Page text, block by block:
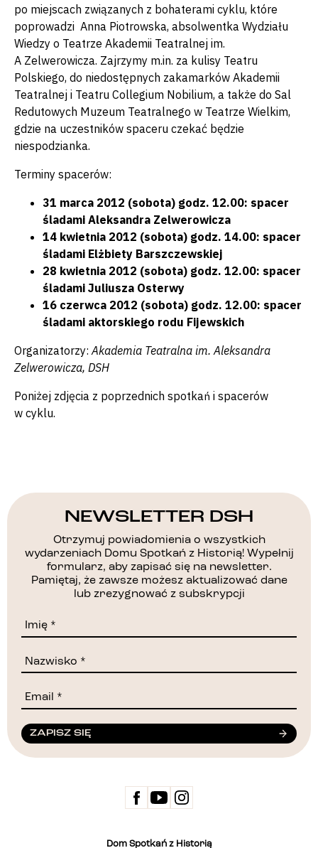
po miejscach związanych z bohaterami cyklu, które
poprowadzi Anna Piotrowska, absolwentka Wydziału
Wiedzy o Teatrze Akademii Teatralnej im.
A Zelwerowicza. Zajrzymy m.in. za kulisy Teatru
Polskiego, do niedostępnych zakamarków Akademii
Teatralnej i Teatru Collegium Nobilium, a także do Sal
Redutowych Muzeum Teatralnego w Teatrze Wielkim,
gdzie na uczestników spaceru czekać będzie
niespodzianka.
Terminy spacerów:
31 marca 2012 (sobota) godz. 12.00: spacer
śladami Aleksandra Zelwerowicza
14 kwietnia 2012 (sobota) godz. 14.00: spacer
śladami Elżbiety Barszczewskiej
28 kwietnia 2012 (sobota) godz. 12.00: spacer
śladami Juliusza Osterwy
16 czerwca 2012 (sobota) godz. 12.00: spacer
śladami aktorskiego rodu Fijewskich
Organizatorzy:Akademia Teatralna im. Aleksandra
Zelwerowicza, DSH
Poniżej zdjęcia z poprzednich spotkań i spacerów
w cyklu.
NEWSLETTER DSH
Otrzymuj powiadomienia o wszystkich
wydarzeniach Domu Spotkań z Historią! Wypełnij
formularz, aby zapisać się na newsletter.
Pamiętaj, że zawsze możesz aktualizować dane
lub zrezygnować z subskrypcji
ZAPISZ SIĘ
Dom Spotkań z Historią